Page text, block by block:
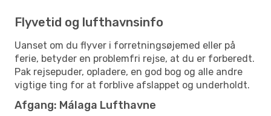
Flyvetid og lufthavnsinfo
Uanset om du flyver i forretningsøjemed eller på
ferie, betyder en problemfri rejse, at du er forberedt.
Pak rejsepuder, opladere, en god bog og alle andre
vigtige ting for at forblive afslappet og underholdt.
Afgang: Málaga Lufthavne